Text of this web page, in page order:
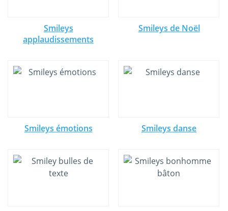
Smileys
applaudissements
Smileys de Noël
Smileys émotions Smileys danse